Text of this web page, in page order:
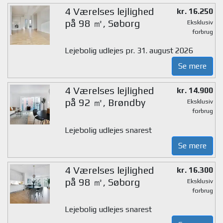
4 Værelses lejlighed
på 98 ㎡, Søborg
kr. 16.250
Eksklusiv
forbrug
Lejebolig udlejes pr. 31. august 2026
Se mere
4 Værelses lejlighed
på 92 ㎡, Brøndby
kr. 14.900
Eksklusiv
forbrug
Lejebolig udlejes snarest
Se mere
4 Værelses lejlighed
på 98 ㎡, Søborg
kr. 16.300
Eksklusiv
forbrug
Lejebolig udlejes snarest